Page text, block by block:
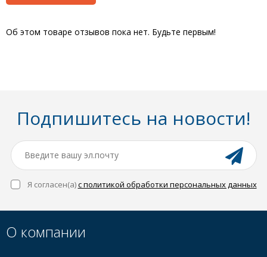
Об этом товаре отзывов пока нет. Будьте первым!
Подпишитесь на новости!
Я согласен(a)с политикой обработки персональных данных
О компании